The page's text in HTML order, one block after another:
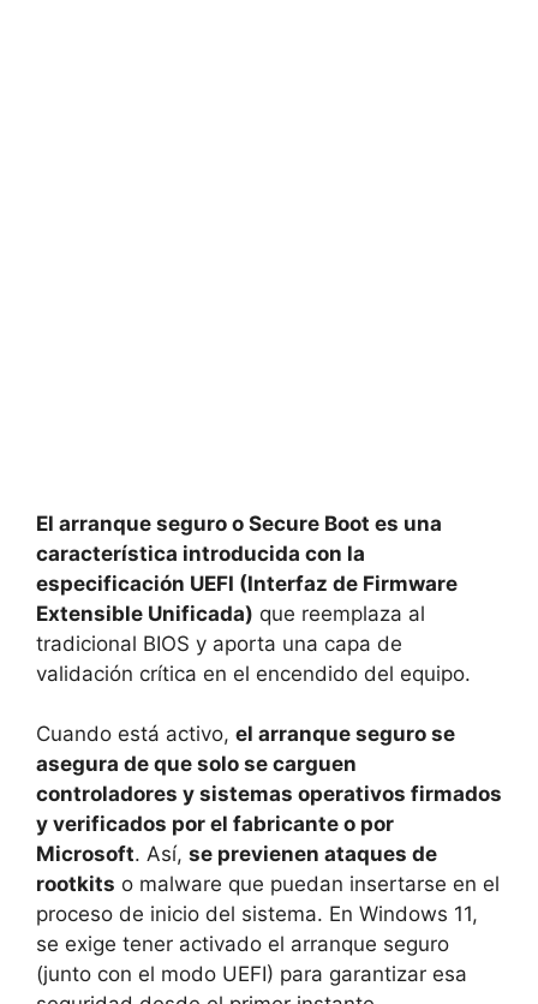
El arranque seguro o Secure Boot es una
característica introducida con la
especificación UEFI (Interfaz de Firmware
Extensible Unificada) que reemplaza al
tradicional BIOS y aporta una capa de
validación crítica en el encendido del equipo.
Cuando está activo, el arranque seguro se
asegura de que solo se carguen
controladores y sistemas operativos firmados
y verificados por el fabricante o por
Microsoft. Así, se previenen ataques de
rootkits o malware que puedan insertarse en el
proceso de inicio del sistema. En Windows 11,
se exige tener activado el arranque seguro
(junto con el modo UEFI) para garantizar esa